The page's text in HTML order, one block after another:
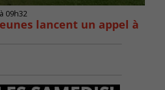
09h32
lancent un appel à